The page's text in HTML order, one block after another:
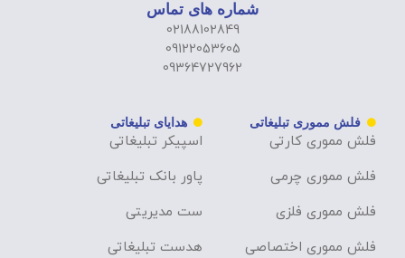
شماره های تماس
02188102849
09122053605
09364727962
فلش مموری تبلیغاتی
فلش مموری کارتی
فلش مموری چرمی
فلش مموری فلزی
فلش مموری اختصاصی
هدایای تبلیغاتی
اسپیکر تبلیغاتی
پاور بانک تبلیغاتی
ست مدیریتی
هدست تبلیغاتی